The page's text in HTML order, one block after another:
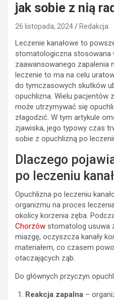
jak sobie z nią
26 listopada, 2024 Redakcja
Leczenie kanałowe to
stomatologiczna stosowana
zaawansowanego zapalenia
leczenie to ma na celu
do tymczasowych skutków
opuchlizna. Wielu pacjentów
może utrzymywać się
złagodzić. W tym artykule
zjawiska, jego typowy czas
sobie z opuchlizną po
Dlaczego
po leczeniu
Opuchlizna po leczeniu
organizmu na proces
okolicy korzenia zęba.
Chorzów stomatolog usuwa
miazgę, oczyszcza kanały
materiałem, co czasem
otaczających ząb.
Do głównych przyczyn
Reakcja zapalna –